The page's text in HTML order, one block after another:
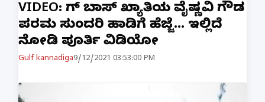
VIDEO: ಬಿಗ್ ಬಾಸ್ ಖ್ಯಾತಿಯ ವೈಷ್ಣವಿ ಗೌಡ
ಪರಮ ಸುಂದರಿ ಹಾಡಿಗೆ ಹೆಜ್ಜೆ... ಇಲ್ಲಿದೆ
ನೋಡಿ ಪೂರ್ತಿ ವಿಡಿಯೋ
Gulf kannadiga9/12/2021 03:53:00 PM